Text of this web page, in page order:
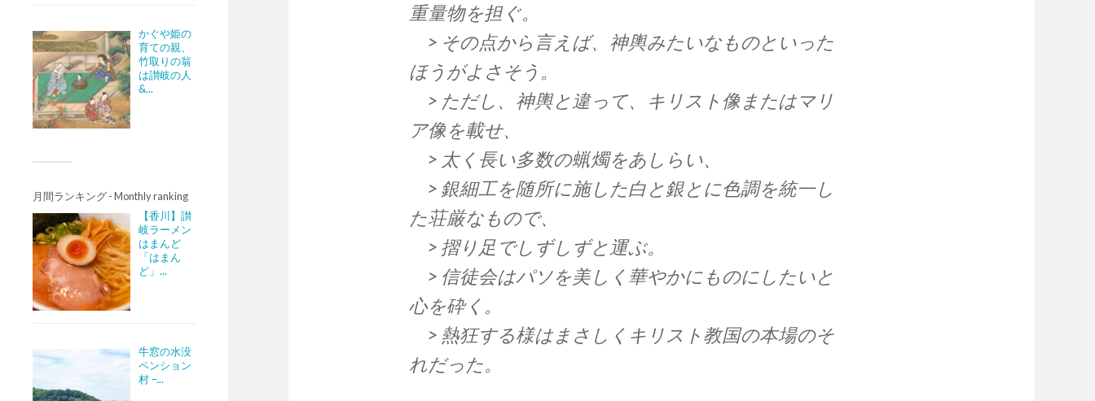
かぐや姫の
育ての親、
竹取りの翁
は讃岐の人
&...
月間ランキング - Monthly ranking
【香川】讃
岐ラーメン
はまんど
「はまん
ど」...
牛窓の水没
ペンション
村 –...
重量物を担ぐ。
> その点から言えば、神輿みたいなものといった
ほうがよさそう。
> ただし、神輿と違って、キリスト像またはマリ
ア像を載せ、
> 太く長い多数の蝋燭をあしらい、
> 銀細工を随所に施した白と銀とに色調を統一し
た荘厳なもので、
> 摺り足でしずしずと運ぶ。
> 信徒会はパソを美しく華やかにものにしたいと
心を砕く。
> 熱狂する様はまさしくキリスト教国の本場のそ
れだった。